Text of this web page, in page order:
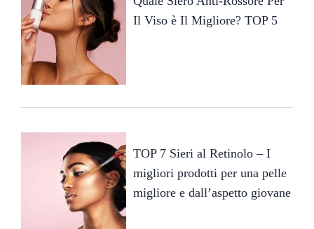
Il Viso è Il Migliore? TOP 5
TOP 7 Sieri al Retinolo – I
migliori prodotti per una pelle
migliore e dall’aspetto giovane